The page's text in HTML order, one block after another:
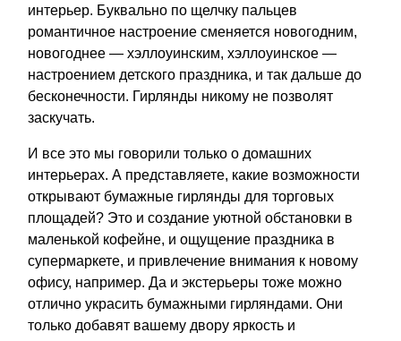
интерьер. Буквально по щелчку пальцев
романтичное настроение сменяется новогодним,
новогоднее — хэллоуинским, хэллоуинское —
настроением детского праздника, и так дальше до
бесконечности. Гирлянды никому не позволят
заскучать.
И все это мы говорили только о домашних
интерьерах. А представляете, какие возможности
открывают бумажные гирлянды для торговых
площадей? Это и создание уютной обстановки в
маленькой кофейне, и ощущение праздника в
супермаркете, и привлечение внимания к новому
офису, например. Да и экстерьеры тоже можно
отлично украсить бумажными гирляндами. Они
только добавят вашему двору яркость и